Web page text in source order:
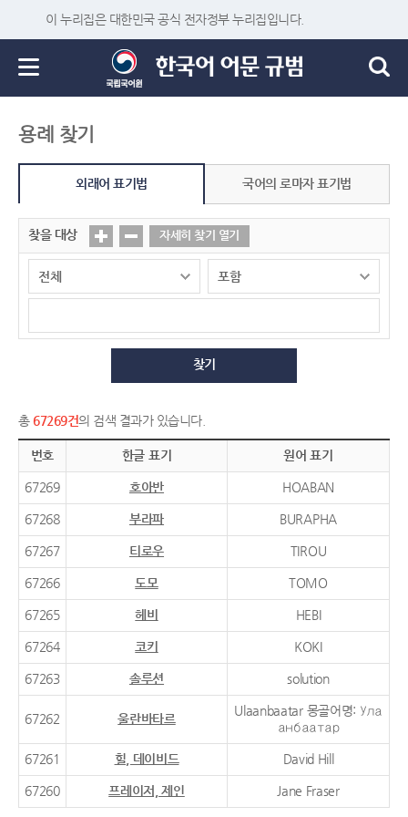
이 누리집은 대한민국 공식 전자정부 누리집입니다.
용례 찾기
외래어 표기법 국어의 로마자 표기법
찾을 대상 자세히 찾기 열기
찾기
총 67269건의 검색 결과가 있습니다.
번호 한글 표기 원어 표기
67269 호아반 HOABAN
67268 부라파 BURAPHA
67267 티로우 TIROU
67266 도모 TOMO
67265 헤비 HEBI
67264 코키 KOKI
67263 솔루션 solution
67262 울란바타르
Ulaanbaatar 몽골어명: Ула
анбаатар
67261 힐, 데이비드 David Hill
67260 프레이저, 제인 Jane Fraser